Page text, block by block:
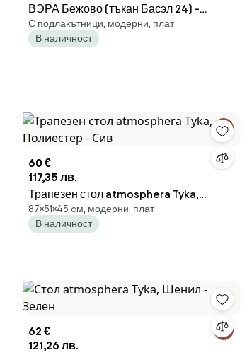
ВЭРА Бежово (тъкан Басэл 24) -
МОДЕРЕН ТАПИЦИРАН СТОЛ ЛОФТ
ЗА ДНЕВНА/ТРАПЕЗАРИЯ
С подлакътници, модерни, плат
В наличност
60 €
117,35 лв.
Трапезен стол atmosphera Tyka,
Полиестер - Сив
87×51×45 cм, модерни, плат
В наличност
62 €
121,26 лв.